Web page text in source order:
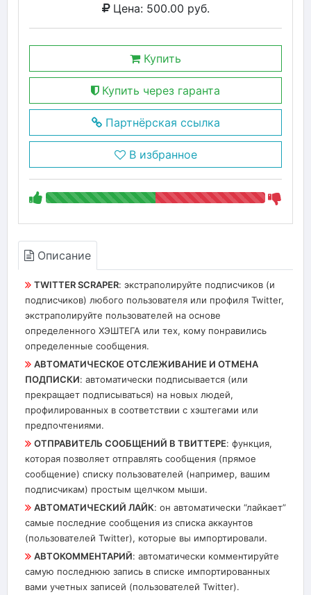
Цена: 500.00 руб.
Купить
Купить через гаранта
Партнёрская ссылка
В избранное
Описание
TWITTER SCRAPER: экстраполируйте подписчиков (и
подписчиков) любого пользователя или профиля Twitter,
экстраполируйте пользователей на основе
определенного ХЭШТЕГА или тех, кому понравились
определенные сообщения.
АВТОМАТИЧЕСКОЕ ОТСЛЕЖИВАНИЕ И ОТМЕНА
ПОДПИСКИ: автоматически подписывается (или
прекращает подписываться) на новых людей,
профилированных в соответствии с хэштегами или
предпочтениями.
ОТПРАВИТЕЛЬ СООБЩЕНИЙ В ТВИТТЕРЕ: функция,
которая позволяет отправлять сообщения (прямое
сообщение) списку пользователей (например, вашим
подписчикам) простым щелчком мыши.
АВТОМАТИЧЕСКИЙ ЛАЙК: он автоматически “лайкает”
самые последние сообщения из списка аккаунтов
(пользователей Twitter), которые вы импортировали.
АВТОКОММЕНТАРИЙ: автоматически комментируйте
самую последнюю запись в списке импортированных
вами учетных записей (пользователей Twitter).